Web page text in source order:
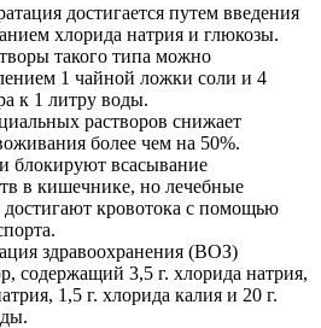
достигается путем введения
хлорида натрия и глюкозы.
такого типа можно
1 чайной ложки соли и 4
к 1 литру воды.
растворов снижает
более чем на 50%.
блокируют всасывание
в кишечнике, но лечебные
достигают кровотока с помощью
здравоохранения (ВОЗ)
содержащий 3,5 г. хлорида натрия,
1,5 г. хлорида калия и 20 г.